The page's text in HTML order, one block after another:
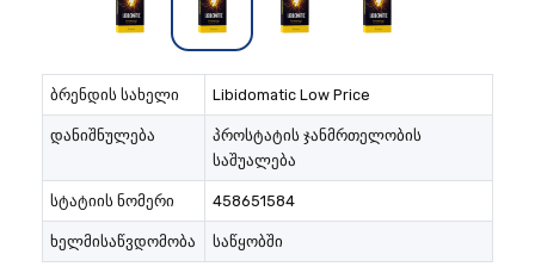
ბრენდის სახელი Libidomatic Low Price
დანიშნულება
პროსტატის ჯანმრთელობის
საშუალება
სტატიის ნომერი 458651584
ხელმისაწვდომობა საწყობში